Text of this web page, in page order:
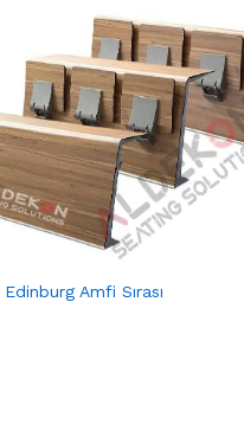
Amfi Sırası